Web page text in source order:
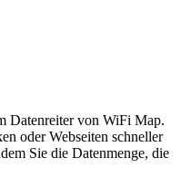
Datenreiter von WiFi Map.
oder Webseiten schneller
Sie die Datenmenge, die